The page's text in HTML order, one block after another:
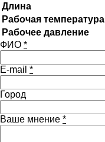
Длина
Рабочая температура
Рабочее давление
ФИО *
E-mail *
Город
Ваше мнение *